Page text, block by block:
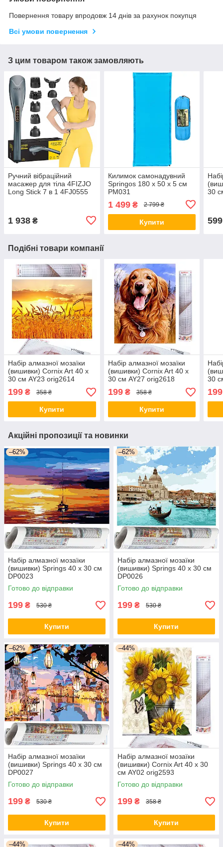
Повернення товару впродовж 14 днів за рахунок покупця
Всі умови повернення
З цим товаром також замовляють
Ручний вібраційний
масажер для тіла 4FIZJO
Long Stick 7 в 1 4FJ0555
1 938 ₴
Килимок самонадувний
Springos 180 x 50 x 5 см
PM031
1 499₴ 2 799 ₴
Купити
30
599
Подібні товари компанії
Набір алмазної мозаїки
(вишивки) Cornix Art 40 x
30 см AY23 orig2614
199 ₴ 358 ₴
Купити
Набір алмазної мозаїки
(вишивки) Cornix Art 40 x
30 см AY27 orig2618
199₴ 358 ₴
Купити
30
199
Акційні пропозиції та новинки
–62%
Набір алмазної мозаїки
(вишивки) Springs 40 x 30 см
DP0023
Готово до відправки
199 ₴ 530 ₴
Купити
–62%
Набір алмазної мозаїки
(вишивки) Springs 40 x 30 см
DP0026
Готово до відправки
199 ₴ 530 ₴
Купити
–62%
Набір алмазної мозаїки
(вишивки) Springs 40 x 30 см
DP0027
Готово до відправки
199 ₴ 530 ₴
Купити
–44%
Набір алмазної мозаїки
(вишивки) Cornix Art 40 x 30
см AY02 orig2593
Готово до відправки
199 ₴ 358 ₴
Купити
–44% –44%